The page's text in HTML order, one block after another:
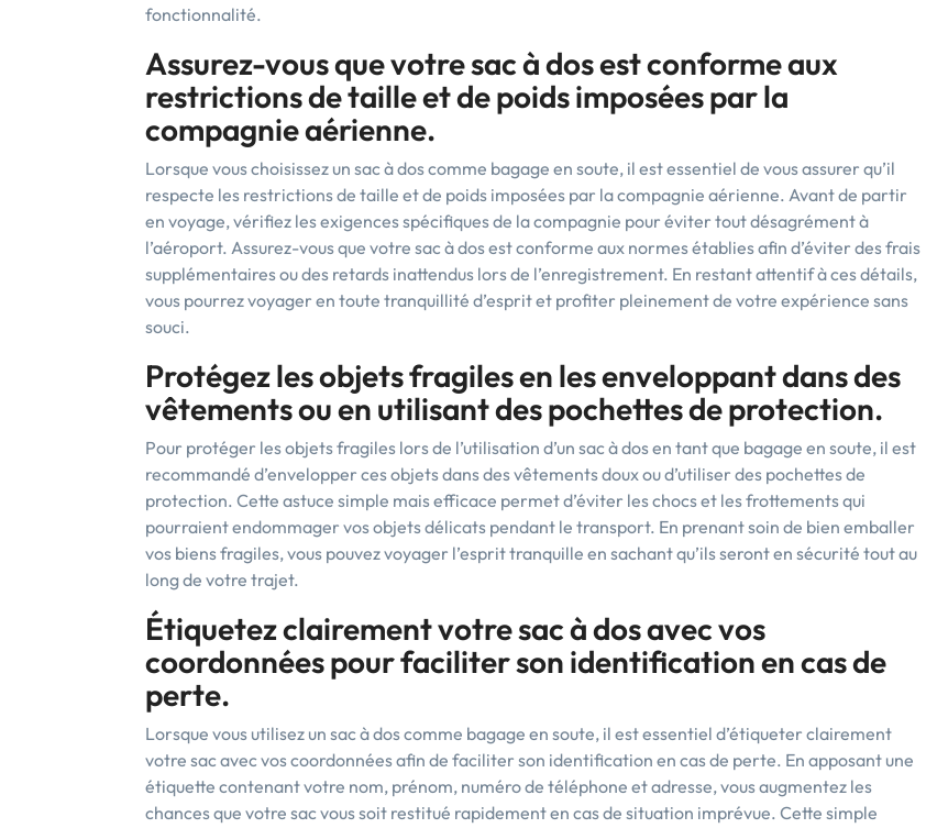
fonctionnalité.
Assurez-vous que votre sac à dos est conforme aux
restrictions de taille et de poids imposées par la
compagnie aérienne.
Lorsque vous choisissez un sac à dos comme bagage en soute, il est essentiel de vous assurer qu’il
respecte les restrictions de taille et de poids imposées par la compagnie aérienne. Avant de partir
en voyage, vérifiez les exigences spécifiques de la compagnie pour éviter tout désagrément à
l’aéroport. Assurez-vous que votre sac à dos est conforme aux normes établies afin d’éviter des frais
supplémentaires ou des retards inattendus lors de l’enregistrement. En restant attentif à ces détails,
vous pourrez voyager en toute tranquillité d’esprit et profiter pleinement de votre expérience sans
souci.
Protégez les objets fragiles en les enveloppant dans des
vêtements ou en utilisant des pochettes de protection.
Pour protéger les objets fragiles lors de l’utilisation d’un sac à dos en tant que bagage en soute, il est
recommandé d’envelopper ces objets dans des vêtements doux ou d’utiliser des pochettes de
protection. Cette astuce simple mais efficace permet d’éviter les chocs et les frottements qui
pourraient endommager vos objets délicats pendant le transport. En prenant soin de bien emballer
vos biens fragiles, vous pouvez voyager l’esprit tranquille en sachant qu’ils seront en sécurité tout au
long de votre trajet.
Étiquetez clairement votre sac à dos avec vos
coordonnées pour faciliter son identification en cas de
perte.
Lorsque vous utilisez un sac à dos comme bagage en soute, il est essentiel d’étiqueter clairement
votre sac avec vos coordonnées afin de faciliter son identification en cas de perte. En apposant une
étiquette contenant votre nom, prénom, numéro de téléphone et adresse, vous augmentez les
chances que votre sac vous soit restitué rapidement en cas de situation imprévue. Cette simple